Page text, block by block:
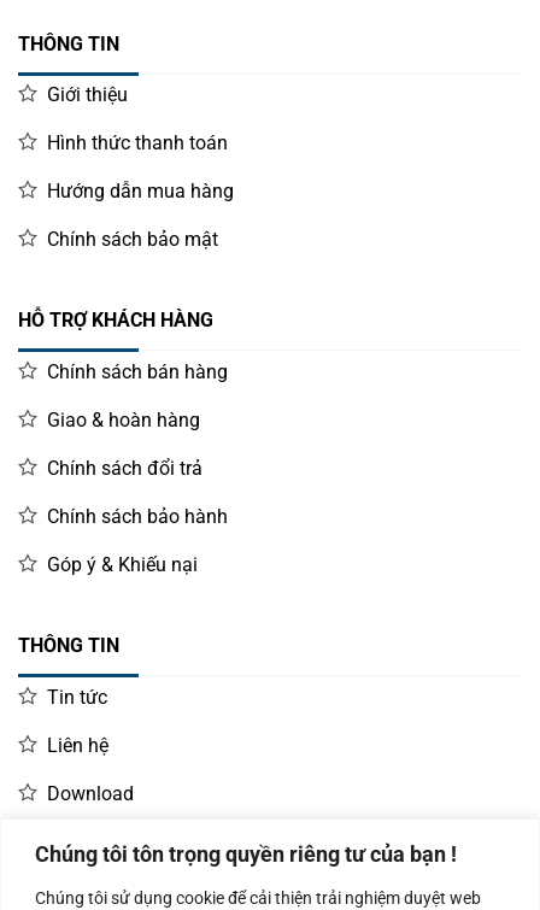
Chúng tôi tôn trọng quyền riêng tư của bạn !
Chúng tôi sử dụng cookie để cải thiện trải nghiệm duyệt web
THÔNG TIN
Giới thiệu
Hình thức thanh toán
Hướng dẫn mua hàng
Chính sách bảo mật
HỖ TRỢ KHÁCH HÀNG
Chính sách bán hàng
Giao & hoàn hàng
Chính sách đổi trả
Chính sách bảo hành
Góp ý & Khiếu nại
THÔNG TIN
Tin tức
Liên hệ
Download
LIÊN HỆ MUA HÀNG